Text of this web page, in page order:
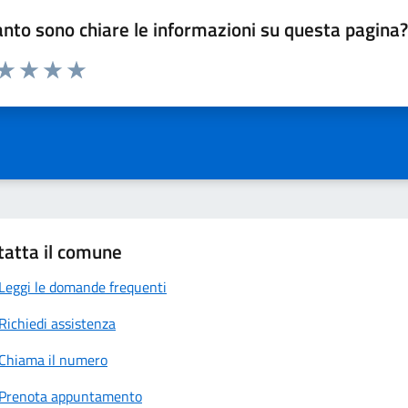
sono chiare le informazioni su questa pagina?
da 1 a 5 stelle la pagina
il comune
Leggi le domande frequenti
Richiedi assistenza
Chiama il numero
Prenota appuntamento